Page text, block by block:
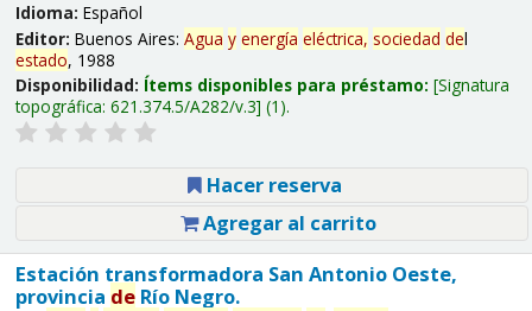
Idioma: Español
Editor: Buenos Aires: Agua y energía eléctrica, sociedad del
estado, 1988
Disponibilidad: Ítems disponibles para préstamo: Signatura
topográfica: 621.374.5/A282/v.3 (1).
Hacer reserva
Agregar al carrito
Estación transformadora San Antonio Oeste,
provincia deRío Negro.